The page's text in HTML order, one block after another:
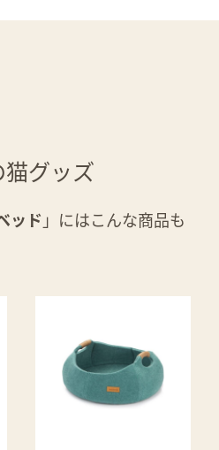
グッズ
ッド 」にはこんな商品も